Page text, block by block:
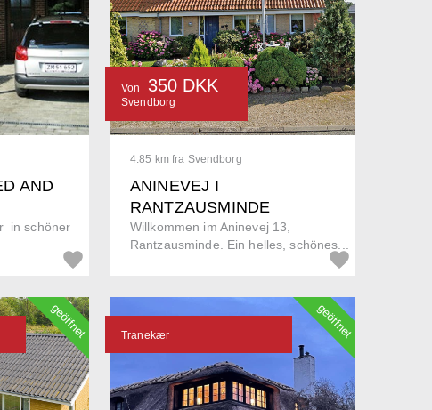
AND
in schöner
4.85 km fra Svendborg
ANINEVEJ I
RANTZAUSMINDE
Willkommen im Aninevej 13,
Rantzausminde. Ein helles, schönes...
Von 350 DKK
Svendborg
geöffnet Tranekær geöffnet